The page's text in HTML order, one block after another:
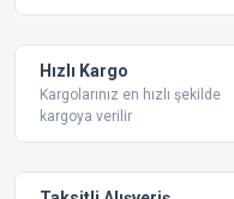
Hızlı Kargo
Kargolarınız en hızlı şekilde
kargoya verilir